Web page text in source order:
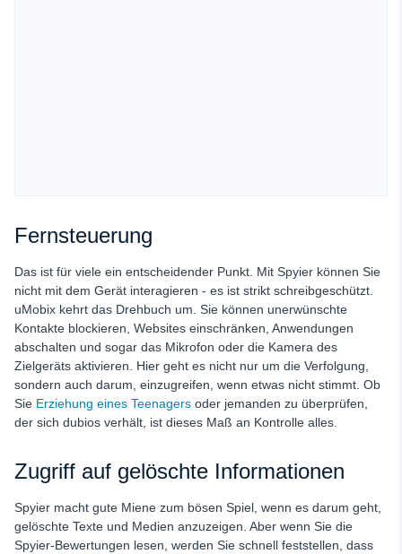
Fernsteuerung
Das ist für viele ein entscheidender Punkt. Mit Spyier können Sie
nicht mit dem Gerät interagieren - es ist strikt schreibgeschützt.
uMobix kehrt das Drehbuch um. Sie können unerwünschte
Kontakte blockieren, Websites einschränken, Anwendungen
abschalten und sogar das Mikrofon oder die Kamera des
Zielgeräts aktivieren. Hier geht es nicht nur um die Verfolgung,
sondern auch darum, einzugreifen, wenn etwas nicht stimmt. Ob
Sie Erziehung eines Teenagers oder jemanden zu überprüfen,
der sich dubios verhält, ist dieses Maß an Kontrolle alles.
Zugriff auf gelöschte Informationen
Spyier macht gute Miene zum bösen Spiel, wenn es darum geht,
gelöschte Texte und Medien anzuzeigen. Aber wenn Sie die
Spyier-Bewertungen lesen, werden Sie schnell feststellen, dass